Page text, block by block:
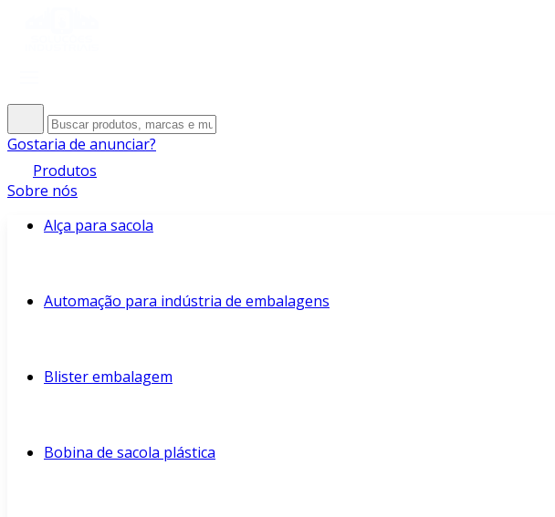
Gostaria de anunciar?
Produtos
Sobre nós
Alça para sacola
Automação para indústria de embalagens
Blister embalagem
Bobina de sacola plástica